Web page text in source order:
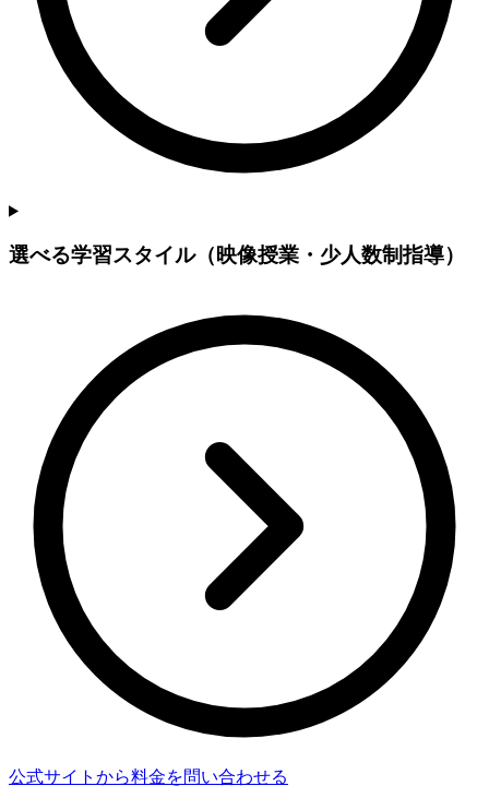
選べる学習スタイル（映像授業・少人数制指導）
公式サイトから料金を問い合わせる